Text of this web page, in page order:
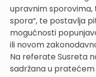
upravnim sporovima,
spora“, te postavlja
mogućnosti
ili novom
Na referate Susreta
sadržana u pratećem